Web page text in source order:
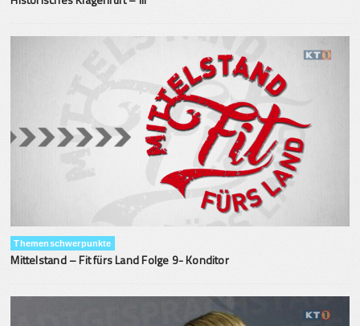
Themenschwerpunkte
Mittelstand – Fit fürs Land Folge 9- Konditor